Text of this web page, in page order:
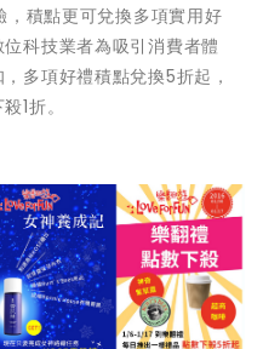
積點更可兌換多項實用好
科技業者為吸引消費者體
多項好禮積點兌換5折起，
1折。